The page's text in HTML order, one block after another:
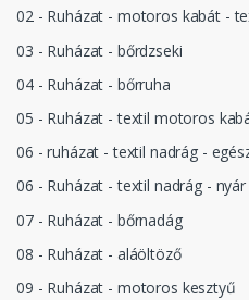
02 - Ruházat - motoros kabát -
03 - Ruházat - bőrdzseki
04 - Ruházat - bőrruha
05 - Ruházat - textil motoros
06 - ruházat - textil nadrág -
06 - Ruházat - textil nadrág - nyár
07 - Ruházat - bőrnadág
08 - Ruházat - aláöltöző
09 - Ruházat - motoros kesztyű